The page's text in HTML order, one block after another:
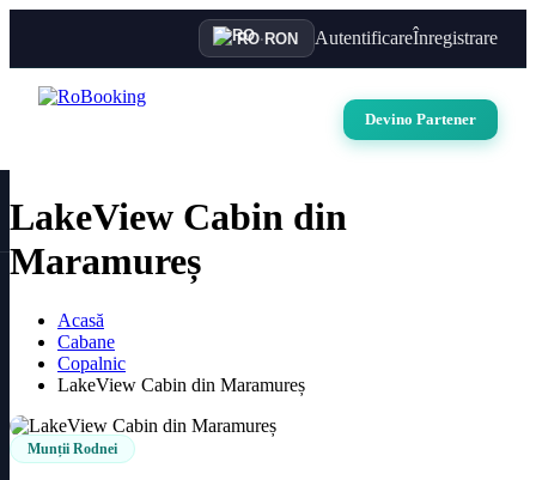
RO·RON AutentificareÎnregistrare
Devino Partener
LakeView Cabin din
Maramureș
Acasă
Cabane
Copalnic
LakeView Cabin din Maramureș
Munții Rodnei